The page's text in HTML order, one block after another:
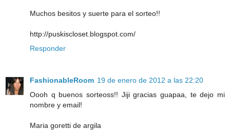
Muchos besitos y suerte para el sorteo!!
http://puskiscloset.blogspot.com/
Responder
FashionableRoom 19 de enero de 2012 a las 22:20
Oooh q buenos sorteoss!! Jiji gracias guapaa, te dejo mi
nombre y email!
Maria goretti de argila